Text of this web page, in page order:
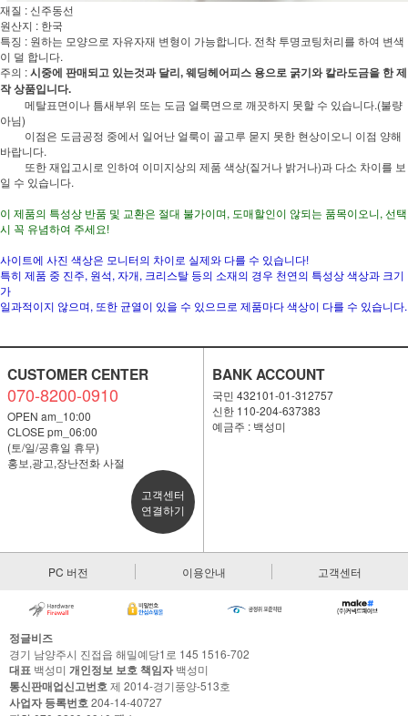
재질 : 신주동선
원산지 : 한국
특징 : 원하는 모양으로 자유자재 변형이 가능합니다. 전착 투명코팅처리를 하여 변색
이 덜 합니다.
주의 :시중에 판매되고 있는것과 달리, 웨딩헤어피스 용으로 굵기와 칼라도금을 한 제
작 상품입니다.
메탈표면이나 틈새부위 또는 도금 얼룩면으로 깨끗하지 못할 수 있습니다.(불량
아님)
이점은 도금공정 중에서 일어난 얼룩이 골고루 묻지 못한 현상이오니 이점 양해
바랍니다.
또한 재입고시로 인하여 이미지상의 제품 색상(짙거나 밝거나)과 다소 차이를 보
일 수 있습니다.
이 제품의 특성상 반품 및 교환은 절대 불가이며, 도매할인이 않되는 품목이오니, 선택
시 꼭 유념하여 주세요!
사이트에 사진 색상은 모니터의 차이로 실제와 다를 수 있습니다!
특히 제품 중 진주, 원석, 자개, 크리스탈 등의 소재의 경우 천연의 특성상 색상과 크기
가
일과적이지 않으며, 또한 균열이 있을 수 있으므로 제품마다 색상이 다를 수 있습니다.
CUSTOMER CENTER
070-8200-0910
OPEN am_10:00
CLOSE pm_06:00
(토/일/공휴일 휴무)
홍보,광고,장난전화 사절
고객센터
연결하기
BANK ACCOUNT
국민 432101-01-312757
신한 110-204-637383
예금주 : 백성미
PC 버전 이용안내 고객센터
정글비즈
경기 남양주시 진접읍 해밀예당1로 145 1516-702
대표 백성미 개인정보 보호 책임자백성미
통신판매업신고번호제 2014-경기풍양-513호
사업자 등록번호204-14-40727